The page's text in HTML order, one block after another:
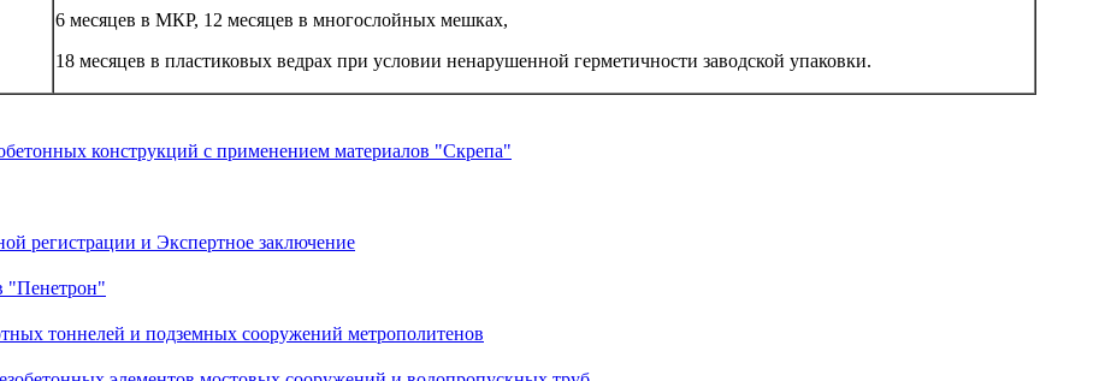
6 месяцев в МКР, 12 месяцев в многослойных мешках,
18 месяцев в пластиковых ведрах при условии ненарушенной герметичности заводской упаковки.
конструкций с применением материалов "Скрепа"
регистрации и Экспертное заключение
"Пенетрон"
тоннелей и подземных сооружений метрополитенов